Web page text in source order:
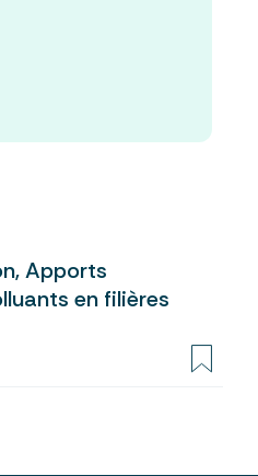
Apports
en filières